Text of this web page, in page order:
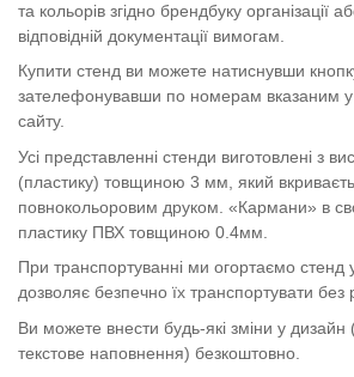
та кольорів згідно брендбуку організації
відповідній документації вимогам.
Купити стенд ви можете натиснувши
зателефонувавши по номерам вказаним у
сайту.
Усі представленні стенди виготовлені з
(пластику) товщиною 3 мм, який
повнокольоровим друком. «Кармани» в
пластику ПВХ товщиною 0.4мм.
При транспортуванні ми огортаємо
дозволяє безпечно їх транспортувати
Ви можете внести будь-які зміни у дизайн
текстове наповнення) безкоштовно.